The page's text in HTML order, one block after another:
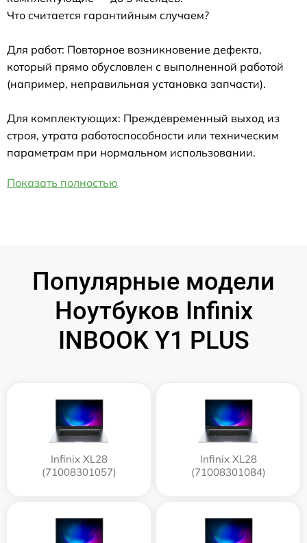
Что считается гарантийным случаем?
Для работ: Повторное возникновение дефекта,
который прямо обусловлен с выполненной работой
(например, неправильная установка запчасти).
Для комплектующих: Преждевременный выход из
строя, утрата работоспособности или техническим
параметрам при нормальном использовании.
Показать полностью
Популярные модели
Ноутбуков Infinix
INBOOK Y1 PLUS
Infinix XL28
(71008301057)
Infinix XL28
(71008301084)